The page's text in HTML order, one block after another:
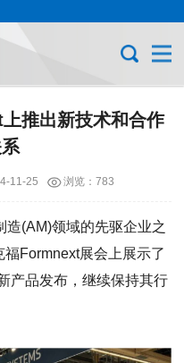
推出新技术和合作
11-25 浏览：783
(AM)领域的先驱企业之
Formnext展会上展示了
产品发布，继续保持其行